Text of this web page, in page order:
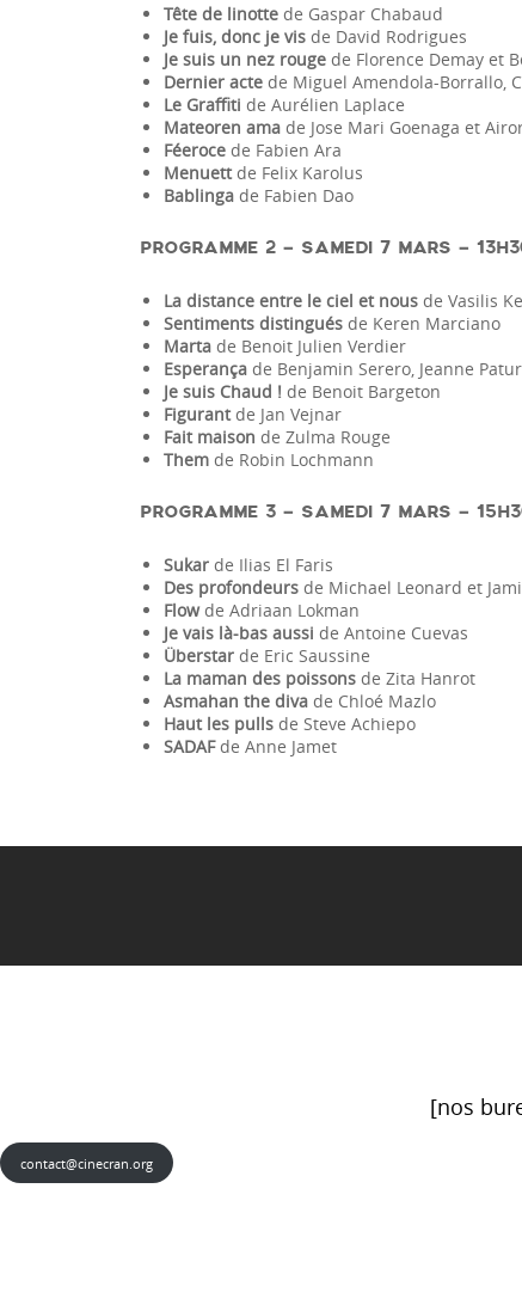
Tête de linotte de Gaspar Chabaud
Je fuis, donc je vis de David Rodrigues
Je suis un nez rouge de Florence Demay et
Dernier acte de Miguel Amendola-Borrallo,
Le Graffiti de Aurélien Laplace
Mateoren ama de Jose Mari Goenaga et
Féeroce de Fabien Ara
Menuettde Felix Karolus
Bablinga de Fabien Dao
PROGRAMME 2 – SAMEDI 7 MARS –
La distance entre le ciel et nous de Vasilis
Sentiments distingués de Keren Marciano
Marta de Benoit Julien Verdier
Esperança de Benjamin Serero, Jeanne
Je suis Chaud ! de Benoit Bargeton
Figurantde Jan Vejnar
Fait maison de Zulma Rouge
Them de Robin Lochmann
PROGRAMME 3 – SAMEDI 7 MARS –
Sukar de Ilias El Faris
Des profondeurs de Michael Leonard et
Flowde Adriaan Lokman
Je vais là-bas aussi de Antoine Cuevas
Überstar de Eric Saussine
La maman des poissons de Zita Hanrot
Asmahan the diva de Chloé Mazlo
Haut les pulls de Steve Achiepo
SADAFde Anne Jamet
[nos
contact@cinecran.org